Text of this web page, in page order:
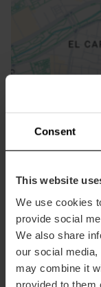
Consent
This website
We use cookies
provide social
We also share
our social
may combine it
provided to them
Directions